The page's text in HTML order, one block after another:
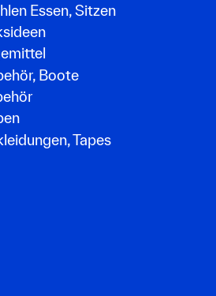
Essen, Sitzen
Boote
Tapes